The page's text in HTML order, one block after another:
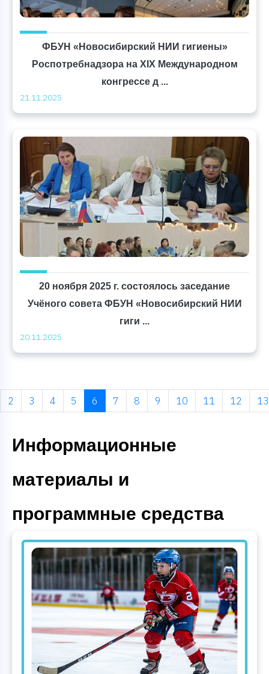
ФБУН «Новосибирский НИИ гигиены»
Роспотребнадзора на XIX Международном
конгрессе д ...
21.11.2025
20 ноября 2025 г. состоялось заседание
Учёного совета ФБУН «Новосибирский НИИ
гиги ...
20.11.2025
2 3 4 5 6 7 8 9 10 11 12 13
Информационные
материалы и
программные средства